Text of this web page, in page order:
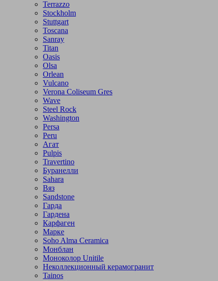
Terrazzo
Stockholm
Stuttgart
Toscana
Sanray
Titan
Oasis
Olsa
Orlean
Vulcano
Verona Coliseum Gres
Wave
Steel Rock
Washington
Persa
Peru
Агат
Pulpis
Travertino
Буранелли
Sahara
Вяз
Sandstone
Гарда
Гардена
Карфаген
Марке
Soho Alma Ceramica
Монблан
Моноколор Unitile
Неколлекционный керамогранит
Tainos